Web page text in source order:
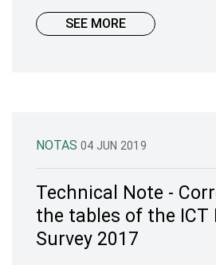
SEE MORE
NOTAS 04 JUN 2019
Technical Note -
the tables of the ICT
Survey 2017